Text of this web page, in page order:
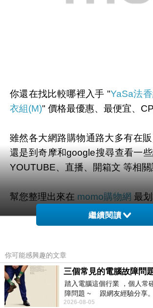
你還在找比較哪裡入手 "YaSa法
衣組(M)" 價格最優惠、最便宜、
雖然各大網路購物通路大多有在
還是到奇摩和google搜尋查看一些
YOUTUBE、直播、開箱文 等相關
幫您整理出來在 momo購物網 最划
有需要的網友們可以點擊下面按鈕
=>點此取得優惠<=
繼續閱讀
你可能感興趣的文章
三個常見的電腦故障問
踏入電腦這個行業 ，個人常
障問題 ~ 跟網友經驗分享
題 : 記憶體即
2026-08-05